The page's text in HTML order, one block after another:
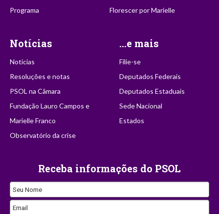
Programa
Florescer por Marielle
Notícias
Notícias
Resoluções e notas
PSOL na Câmara
Fundação Lauro Campos e
Marielle Franco
Observatório da crise
...e mais
Filie-se
Deputados Federais
Deputados Estaduais
Sede Nacional
Estados
Receba informações do PSOL
Seu Nome
Email